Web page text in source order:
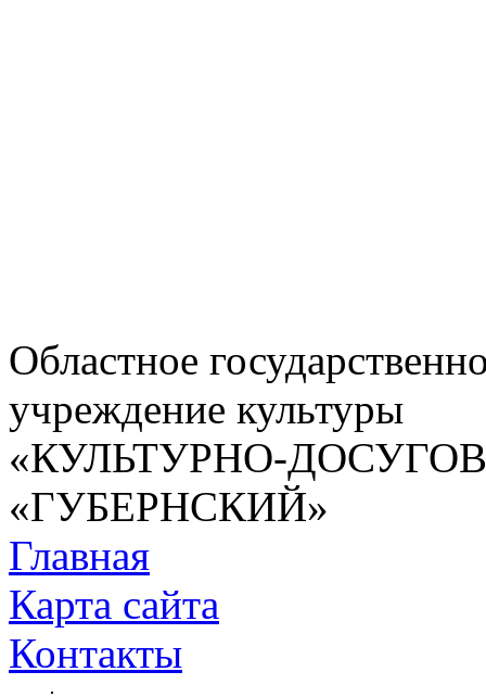
Областное
учреждение культуры
«КУЛЬТУРНО-
«ГУБЕРНСКИЙ»
Главная
Карта сайта
Контакты